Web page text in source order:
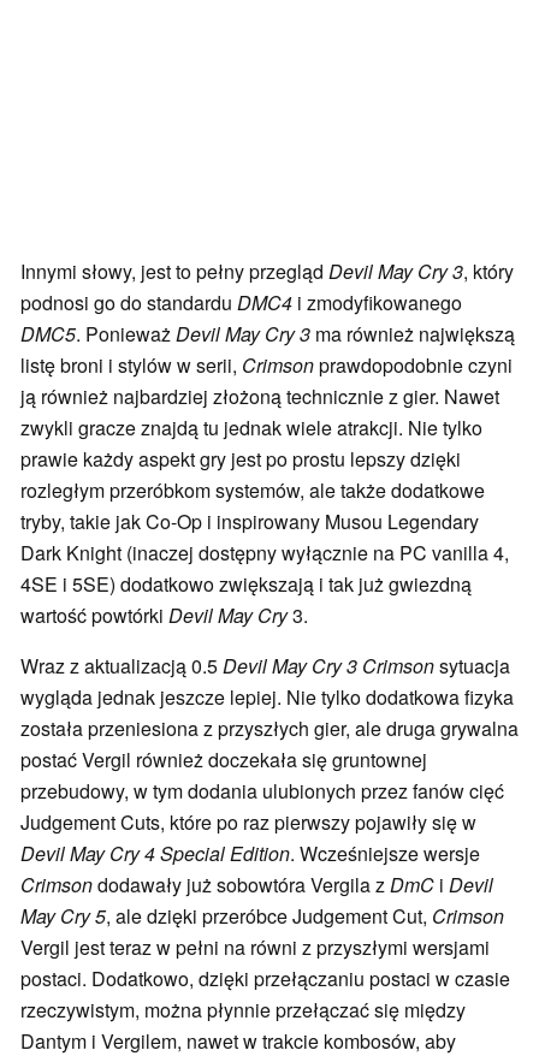
Innymi słowy, jest to pełny przegląd Devil May Cry 3, który
podnosi go do standardu DMC4 i zmodyfikowanego
DMC5. PonieważDevil May Cry 3 ma również największą
listę broni i stylów w serii, Crimsonprawdopodobnie czyni
ją również najbardziej złożoną technicznie z gier. Nawet
zwykli gracze znajdą tu jednak wiele atrakcji. Nie tylko
prawie każdy aspekt gry jest po prostu lepszy dzięki
rozległym przeróbkom systemów, ale także dodatkowe
tryby, takie jak Co-Op i inspirowany Musou Legendary
Dark Knight (inaczej dostępny wyłącznie na PC vanilla 4,
4SE i 5SE) dodatkowo zwiększają i tak już gwiezdną
wartość powtórki Devil May Cry3.
Wraz z aktualizacją 0.5Devil May Cry 3 Crimsonsytuacja
wygląda jednak jeszcze lepiej. Nie tylko dodatkowa fizyka
została przeniesiona z przyszłych gier, ale druga grywalna
postać Vergil również doczekała się gruntownej
przebudowy, w tym dodania ulubionych przez fanów cięć
Judgement Cuts, które po raz pierwszy pojawiły się w
Devil May Cry 4 Special Edition. Wcześniejsze wersje
Crimsondodawały już sobowtóra Vergila zDmC i Devil
May Cry 5, ale dzięki przeróbce Judgement Cut, Crimson
Vergil jest teraz w pełni na równi z przyszłymi wersjami
postaci. Dodatkowo, dzięki przełączaniu postaci w czasie
rzeczywistym, można płynnie przełączać się między
Dantym i Vergilem, nawet w trakcie kombosów, aby